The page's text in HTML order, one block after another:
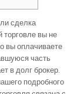
сделка
вы не
вы оплачиваете
часть
в долг брокер.
подробного